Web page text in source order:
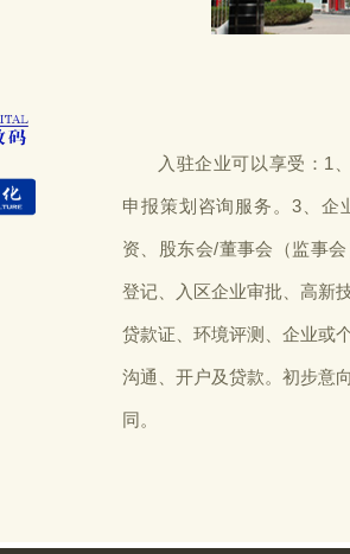
入驻企业可以享受：1
申报策划咨询服务。3、企
资、股东会/董事会（监事
登记、入区企业审批、高新
贷款证、环境评测、企业或
沟通、开户及贷款。初步意
同。